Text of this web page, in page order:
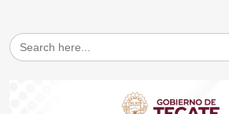
Search
for: